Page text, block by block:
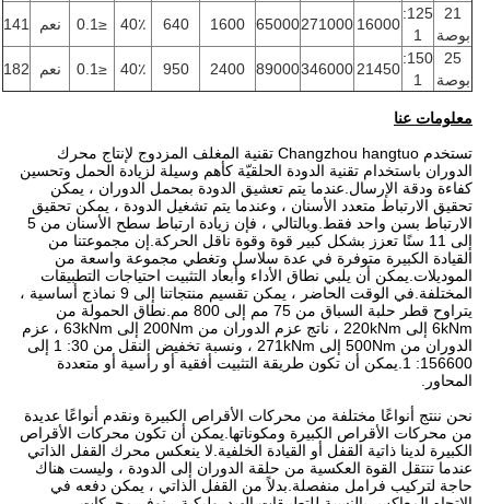
21
بوصة
125:
16000
271000
65000
1600
640 40٪ ≤0.1 نعم
141
25
بوصة
150:
21450
346000
89000
2400
950 40٪ ≤0.1 نعم 182
معلومات عنا
تستخدم Changzhou hangtuo تقنية المغلف المزدوج لإنتاج محرك
الدوران باستخدام تقنية الدودة الحلقيّة كأهم وسيلة لزيادة الحمل وتحسين
كفاءة ودقة الإرسال.عندما يتم تعشيق الدودة بمحمل الدوران ، يمكن
تحقيق الارتباط متعدد الأسنان ، وعندما يتم تشغيل الدودة ، يمكن تحقيق
الارتباط بسن واحد فقط.وبالتالي ، فإن زيادة ارتباط سطح الأسنان من 5
إلى 11 سنًا تعزز بشكل كبير قوة وقوة ناقل الحركة.إن مجموعتنا من
القيادة الكبيرة متوفرة في عدة سلاسل وتغطي مجموعة واسعة من
الموديلات.يمكن أن يلبي نطاق الأداء وأبعاد التثبيت احتياجات التطبيقات
المختلفة.في الوقت الحاضر ، يمكن تقسيم منتجاتنا إلى 9 نماذج أساسية ،
يتراوح قطر حلبة السباق من 75 مم إلى 800 مم.نطاق الحمولة من
6kNm إلى 220kNm ، ناتج عزم الدوران من 200Nm إلى 63kNm ، عزم
الدوران من 500Nm إلى 271kNm ، ونسبة تخفيض النقل من 30: 1 إلى
156600: 1.يمكن أن تكون طريقة التثبيت أفقية أو رأسية أو متعددة
المحاور.
نحن ننتج أنواعًا مختلفة من محركات الأقراص الكبيرة ونقدم أنواعًا عديدة
من محركات الأقراص الكبيرة ومكوناتها.يمكن أن تكون محركات الأقراص
الكبيرة لدينا ذاتية القفل أو القيادة الخلفية.لا ينعكس محرك القفل الذاتي
عندما تنتقل القوة العكسية من حلقة الدوران إلى الدودة ، وليست هناك
حاجة لتركيب فرامل منفصلة.بدلاً من القفل الذاتي ، يمكن دفعه في